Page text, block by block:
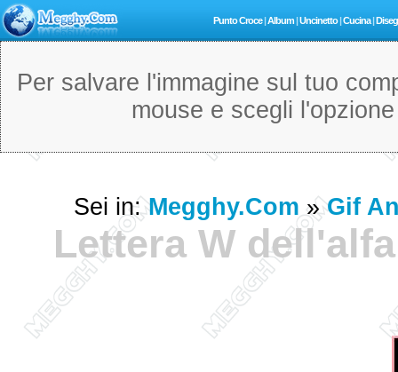
Punto Croce|Album |Uncinetto|Cucina|
Per salvare l'immagine sul tuo
mouse e scegli
Sei in:Megghy.com »Gif
Lettera W